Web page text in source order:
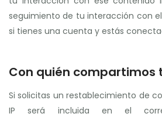
seguimiento de tu interacción con
si tienes una cuenta y estás
Con quién compartimos
Si solicitas un restablecimiento de
IP será incluida en el